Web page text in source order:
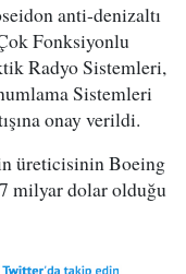
anti-denizaltı
Fonksiyonlu
Radyo Sistemleri,
Sistemleri
onay verildi.
üreticisinin Boeing
milyar dolar olduğu